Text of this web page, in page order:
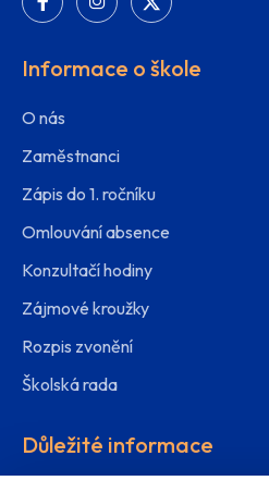
Informace o škole
O nás
Zaměstnanci
Zápis do 1. ročníku
Omlouvání absence
Konzultačí hodiny
Zájmové kroužky
Rozpis zvonění
Školská rada
Důležité informace